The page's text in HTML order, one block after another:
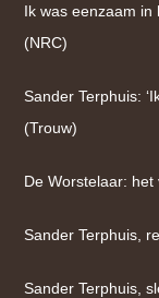
Ik was eenzaam
(NRC)
Sander Terphuis:
(Trouw)
De Worstelaar: het
Sander Terphuis,
Sander Terphuis,